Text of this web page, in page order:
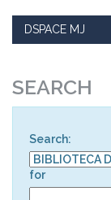
DSPACE MJ
SEARCH
Search:
for